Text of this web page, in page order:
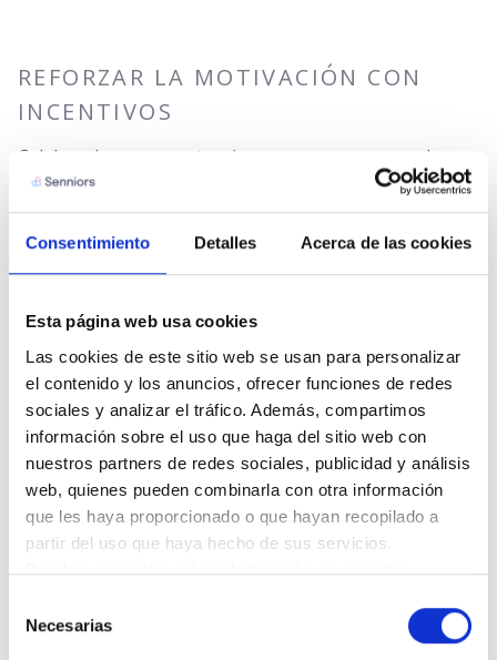
Consentimiento Detalles Acerca de las cookies
Esta página web usa cookies
Las cookies de este sitio web se usan para personalizar
el contenido y los anuncios, ofrecer funciones de redes
sociales y analizar el tráfico. Además, compartimos
información sobre el uso que haga del sitio web con
nuestros partners de redes sociales, publicidad y análisis
web, quienes pueden combinarla con otra información
que les haya proporcionado o que hayan recopilado a
partir del uso que haya hecho de sus servicios.
Puedes consultar más información en nuestra
Necesarias
REFORZAR LA MOTIVACIÓN CON
INCENTIVOS
Celebrar logros, constancia y progresos personales
ayuda a mantener la participación activa, sin generar
POTENCIAR LA CONEXIÓN SOCIAL
El ejercicio grupal también es un espacio de amistad.
Promover encuentros informales, charlas posteriores
o actividades complementarias mejora la adherencia a
largo plazo.
Ejemplos actuales de programas efectivos
Programas municipales de envejecimiento
centros culturales.